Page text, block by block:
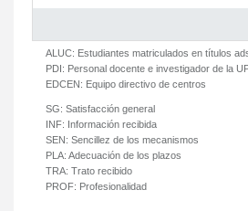
ALUC: Estudiantes matriculados en títulos
PDI: Personal docente e investigador de la
EDCEN: Equipo directivo de centros
SG: Satisfacción general
INF: Información recibida
SEN: Sencillez de los mecanismos
PLA: Adecuación de los plazos
TRA: Trato recibido
PROF: Profesionalidad